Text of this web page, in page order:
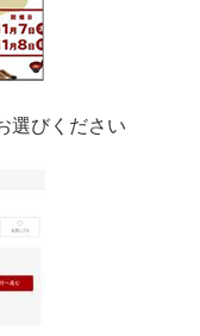
選びください